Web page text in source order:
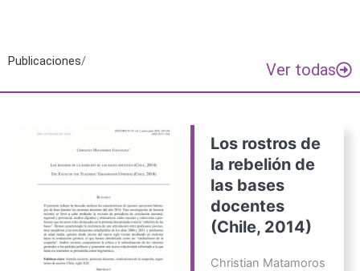
Publicaciones/ Ver todas
Los rostros de
la rebelión de
las bases
docentes
(Chile, 2014)
Christian Matamoros